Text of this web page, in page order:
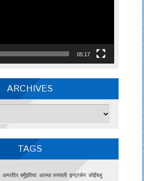
05:17
ARCHIVES
TAGS
अमरदिप क्युँइतिचा आस्था लस्पाली इन्द्रसेन काेइँचबु